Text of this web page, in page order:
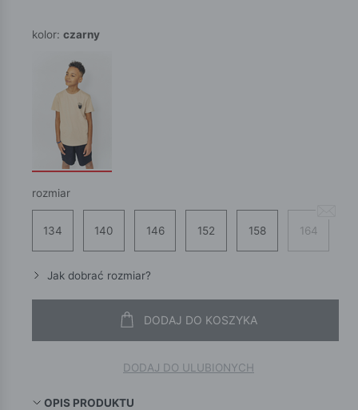
kolor: czarny
rozmiar
134 140 146 152 158 164
Jak dobrać rozmiar?
DODAJ DO KOSZYKA
DODAJ DO ULUBIONYCH
OPIS PRODUKTU